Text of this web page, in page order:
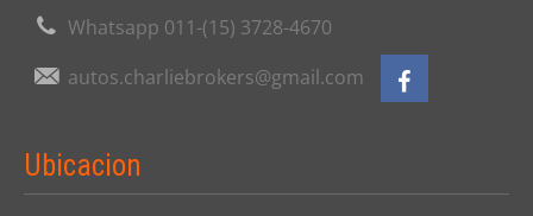
Whatsapp 011-(15) 3728-4670
autos.charliebrokers@gmail.com
Ubicacion